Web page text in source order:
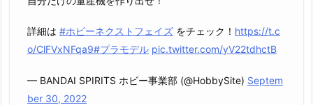
詳細は #ホビーネクストフェイズ をチェック！ https://t.c
o/ClFVxNFqa9#プラモデル pic.twitter.com/yV22tdhctB
— BANDAI SPIRITS ホビー事業部 (@HobbySite) Septem
ber 30, 2022